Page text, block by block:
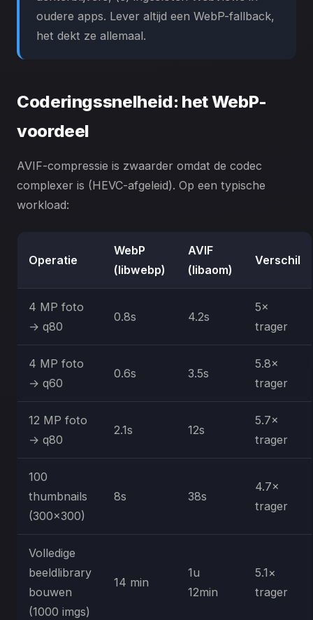
oudere apps. Lever altijd een WebP-fallback,
het dekt ze allemaal.
Coderingssnelheid: het WebP-
voordeel
AVIF-compressie is zwaarder omdat de codec
complexer is (HEVC-afgeleid). Op een typische
workload:
Operatie
WebP
(libwebp)
AVIF
(libaom)
Verschil
4 MP foto
→ q80
0.8s 4.2s
5×
trager
4 MP foto
→ q60
0.6s 3.5s
5.8×
trager
12 MP foto
→ q80
2.1s 12s
5.7×
trager
100
thumbnails
(300×300)
8s 38s
4.7×
trager
Volledige
beeldlibrary
bouwen
(1000 imgs)
14 min
1u
12min
5.1×
trager